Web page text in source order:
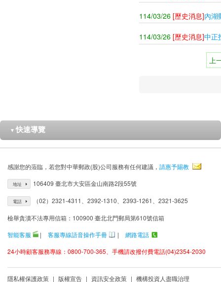
114/03/26 [歷史消息]內湖
114/03/26 [歷史消息]中正
上
▼ 快速導覽
感謝您的蒞臨，若您對中華郵政(股)公司服務有任何建議， 請惠予賜教
地址 106409 臺北市大安區金山南路2段55號
電話 （02）2321-4311、2392-1310、2393-1261、2321-3625
檢舉貪瀆不法專用信箱：100900 臺北北門郵局第610號信箱
智能客服
| 客服專線語音操作手冊 |
網路電話
24小時顧客服務專線：0800-700-365、手機請改撥付費電話(04)2354-2030
隱私權保護政策 | 版權宣告 | 資訊安全政策 | 機構投資人盡職治理